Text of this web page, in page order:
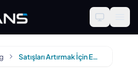
Satışları Artırmak İçin E-Ticaret SEO Stratejileri